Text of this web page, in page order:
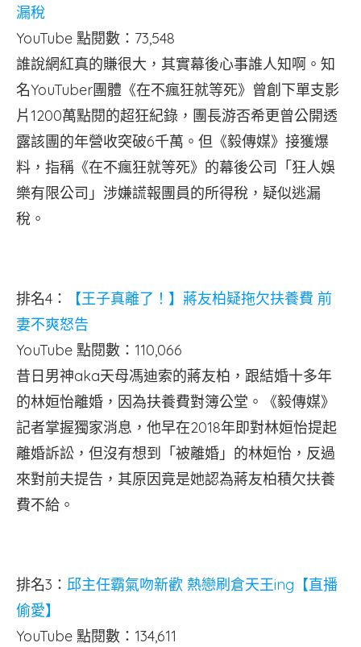
漏稅
YouTube 點閱數：73,548
誰說網紅真的賺很大，其實幕後心事誰人知啊。知
名YouTuber團體《在不瘋狂就等死》曾創下單支影
片1200萬點閱的超狂紀錄，團長游否希更曾公開透
露該團的年營收突破6千萬。但《毅傳媒》接獲爆
料，指稱《在不瘋狂就等死》的幕後公司「狂人娛
樂有限公司」涉嫌謊報團員的所得稅，疑似逃漏
稅。
排名4：
【王子真離了！】蔣友柏疑拖欠扶養費 前
妻不爽怒告
YouTube 點閱數：110,066
昔日男神aka天母馮迪索的蔣友柏，跟結婚十多年
的林姮怡離婚，因為扶養費對簿公堂。《毅傳媒》
記者掌握獨家消息，他早在2018年即對林姮怡提起
離婚訴訟，但沒有想到「被離婚」的林姮怡，反過
來對前夫提告，其原因竟是她認為蔣友柏積欠扶養
費不給。
排名3： 邱主任霸氣吻新歡 熱戀刷倉天王ing【直播
偷愛】
YouTube 點閱數：134,611